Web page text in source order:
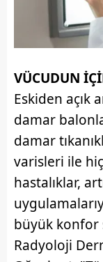
VÜCUDUN
Eskiden açık
damar
damar
varisleri ile
hastalıklar,
büyük konfor
Radyoloji